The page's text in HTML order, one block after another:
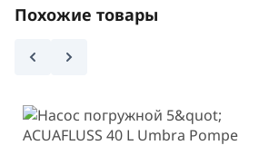
Похожие товары